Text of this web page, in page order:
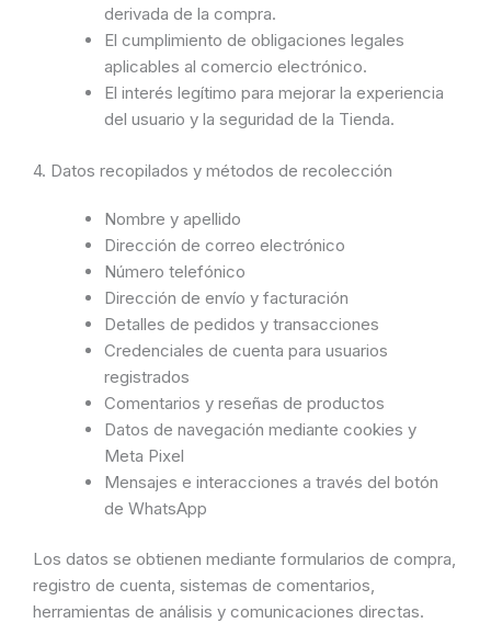
derivada de la compra.
El cumplimiento de obligaciones legales
aplicables al comercio electrónico.
El interés legítimo para mejorar la experiencia
del usuario y la seguridad de la Tienda.
4. Datos recopilados y métodos de recolección
Nombre y apellido
Dirección de correo electrónico
Número telefónico
Dirección de envío y facturación
Detalles de pedidos y transacciones
Credenciales de cuenta para usuarios
registrados
Comentarios y reseñas de productos
Datos de navegación mediante cookies y
Meta Pixel
Mensajes e interacciones a través del botón
de WhatsApp
Los datos se obtienen mediante formularios de compra,
registro de cuenta, sistemas de comentarios,
herramientas de análisis y comunicaciones directas.